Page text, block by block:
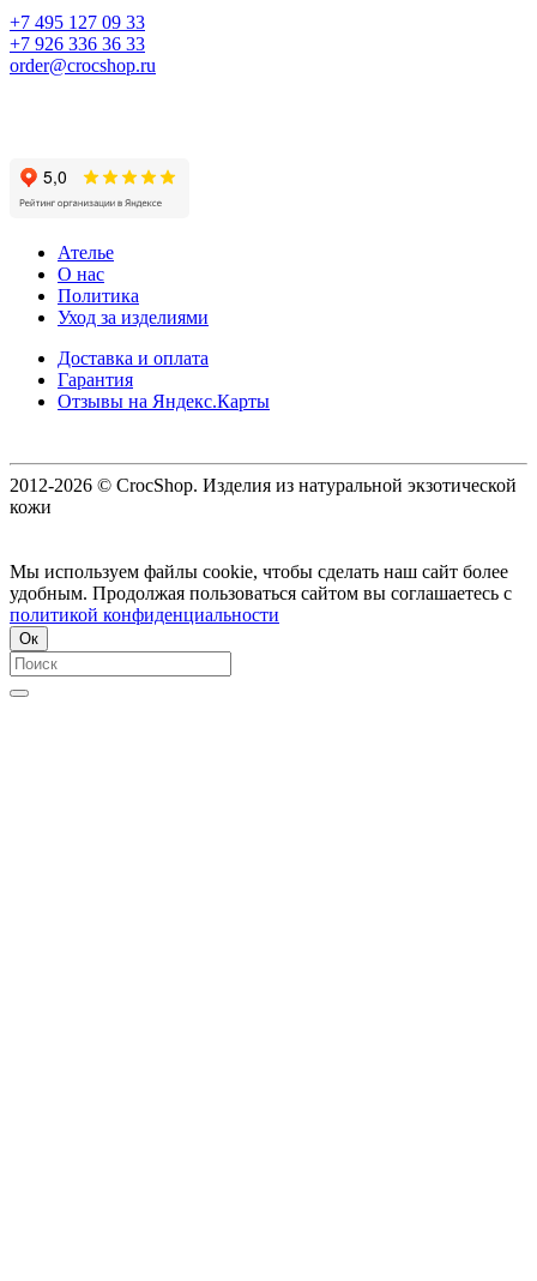
+7 495 127 09 33
+7 926 336 36 33
order@crocshop.ru
Ателье
О нас
Политика
Уход за изделиями
Доставка и оплата
Гарантия
Отзывы на Яндекс.Карты
2012-2026 © CrocShop. Изделия из натуральной экзотической
кожи
Мы используем файлы cookie, чтобы сделать наш сайт более
удобным. Продолжая пользоваться сайтом вы соглашаетесь с
политикой конфиденциальности
Ок